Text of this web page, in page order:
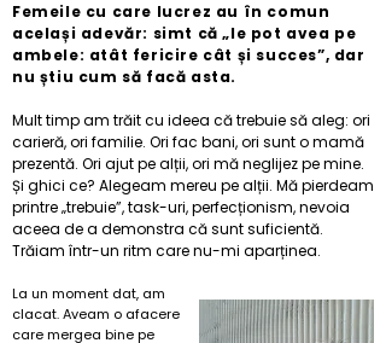
Femeile cu care lucrez au în comun
același adevăr: simt că „le pot avea pe
ambele: atât fericire cât și succes”, dar
nu știu cum să facă asta.
Mult timp am trăit cu ideea că trebuie să aleg: ori
carieră, ori familie. Ori fac bani, ori sunt o mamă
prezentă. Ori ajut pe alții, ori mă neglijez pe mine.​
Și ghici ce? Alegeam mereu pe alții. Mă pierdeam
printre „trebuie”, task-uri, perfecționism, nevoia
aceea de a demonstra că sunt suficientă.
Trăiam într-un ritm care nu-mi aparținea.​​
La un moment dat, am
clacat. Aveam o afacere
care mergea bine pe